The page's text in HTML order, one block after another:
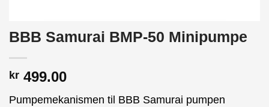
BBB Samurai BMP-50 Minipumpe
kr 499.00
Pumpemekanismen til BBB Samurai pumpen